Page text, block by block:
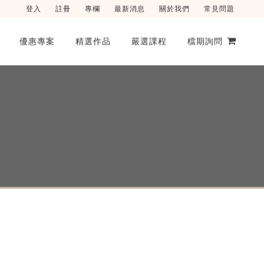
登入 註冊 專欄 最新消息 關於我們 常見問題
優惠專案 精選作品 嚴選課程 檔期詢問